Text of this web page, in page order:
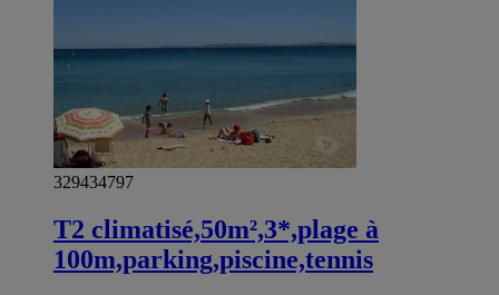
329434797
T2 climatisé,50m²,3*,plage à
100m,parking,piscine,tennis